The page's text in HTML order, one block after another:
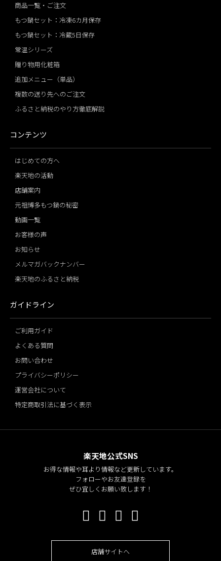
商品一覧・ご注文
もつ鍋セット：冷凍6カ月保存
もつ鍋セット：冷蔵5日保存
常温シリーズ
贈り物用化粧箱
追加メニュー（単品）
複数の送り先へのご注文
ふるさと納税のやり方徹底解説
コンテンツ
はじめての方へ
楽天地の活動
店舗案内
元祖博多もつ鍋の秘密
動画一覧
お客様の声
お知らせ
メルマガバックナンバー
楽天地のふるさと納税
ガイドライン
ご利用ガイド
よくある質問
お問い合わせ
プライバシーポリシー
運営会社について
特定商取引法に基づく表示
楽天地公式SNS
お得な情報や耳より情報など更新しています。
フォローやお友達登録を
ぜひ宜しくお願い致します！
店舗サイトへ